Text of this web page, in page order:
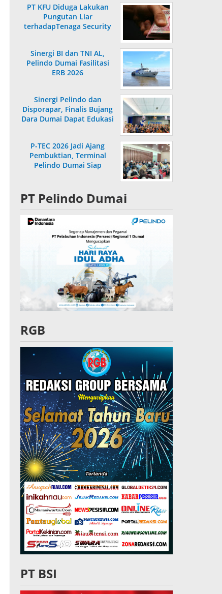
PT KFU Diduga Lakukan
Pungutan Liar
terhadapTenaga Security
Sinergi BI dan TNI AL,
Pelindo Dumai Fasilitasi
ERB 2026
Sinergi Pelindo dan
Disporapar, Finalis Bujang
Dara Dumai Dapat Edukasi
P-TEC 2026 Jadi Ajang
Pembuktian, Terminal
Pelindo Dumai Siap
PT Pelindo Dumai
RGB
PT BSI